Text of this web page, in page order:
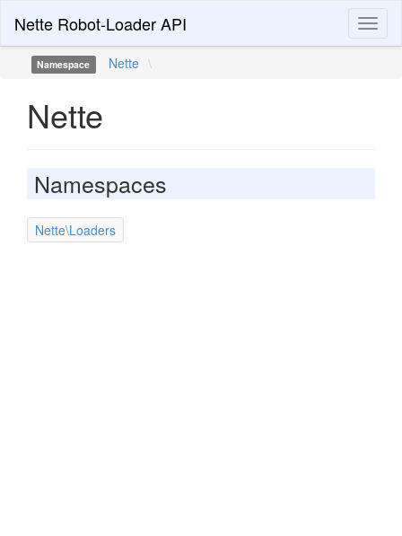
Nette Robot-Loader API
Namespace Nette \
Nette
Namespaces
Nette\Loaders